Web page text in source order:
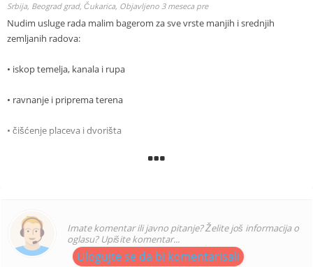
Srbija, Beograd grad, Čukarica, Objavljeno 3 meseca pre
Nudim usluge rada malim bagerom za sve vrste manjih i srednjih
zemljanih radova:
• iskop temelja, kanala i rupa
• ravnanje i priprema terena
• čišćenje placeva i dvorišta
Precizan i brz rad
Pogodno za tesne i nepristupačne prostore
Imate komentar ili javno pitanje? Želite još informacija o
oglasu? Upišite komentar...
Ulogujte se da bi komentarisali